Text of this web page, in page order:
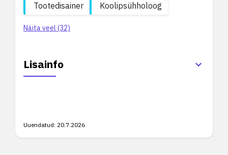
Tootedisainer
Koolipsühholoog
Näita veel (32)
Lisainfo
Uuendatud: 20.7.2026